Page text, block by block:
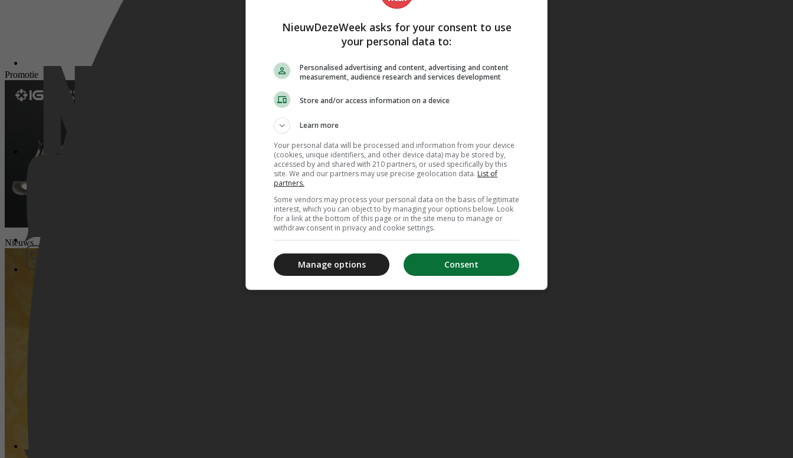
Promotie
Nieuws
NieuwDezeWeek asks for your consent to use
your personal data to:
Personalised advertising and content, advertising and content
measurement, audience research and services development
Store and/or access information on a device
Learn more
Your personal data will be processed and information from your device
(cookies, unique identifiers, and other device data) may be stored by,
accessed by and shared with 210 partners, or used specifically by this
site. We and our partners may use precise geolocation data. List of
partners.
Some vendors may process your personal data on the basis of legitimate
interest, which you can object to by managing your options below. Look
for a link at the bottom of this page or in the site menu to manage or
withdraw consent in privacy and cookie settings.
Consent
Manage options